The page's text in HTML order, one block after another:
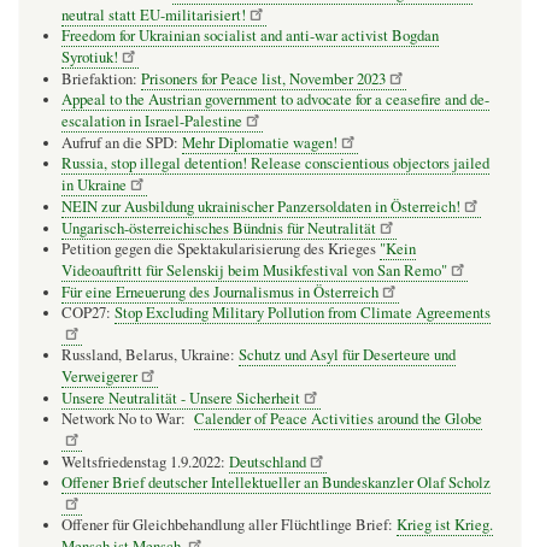
neutral statt EU-militarisiert!
Freedom for Ukrainian socialist and anti-war activist Bogdan
Syrotiuk!
Briefaktion: Prisoners for Peace list, November 2023
Appeal to the Austrian government to advocate for a ceasefire and de-
escalation in Israel-Palestine
Aufruf an die SPD: Mehr Diplomatie wagen!
Russia, stop illegal detention! Release conscientious objectors jailed
in Ukraine
NEIN zur Ausbildung ukrainischer Panzersoldaten in Österreich!
Ungarisch-österreichisches Bündnis für Neutralität
Petition gegen die Spektakularisierung des Krieges "Kein
Videoauftritt für Selenskij beim Musikfestival von San Remo"
Für eine Erneuerung des Journalismus in Österreich
COP27: Stop Excluding Military Pollution from Climate Agreements
Russland, Belarus, Ukraine: Schutz und Asyl für Deserteure und
Verweigerer
Unsere Neutralität - Unsere Sicherheit
Network No to War: Calender of Peace Activities around the Globe
Weltsfriedenstag 1.9.2022: Deutschland
Offener Brief deutscher Intellektueller an Bundeskanzler Olaf Scholz
Offener für Gleichbehandlung aller Flüchtlinge Brief: Krieg ist Krieg.